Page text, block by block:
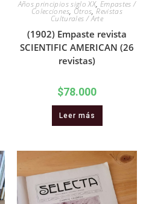
Años principios siglo XX, Empastes /
Colecciones, Otros,Revistas
Culturales / Arte
(1902) Empaste revista
SCIENTIFIC AMERICAN (26
revistas)
$78.000
Leer más